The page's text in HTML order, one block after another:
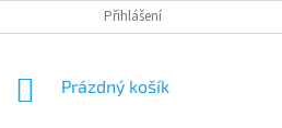
SERVIS TISKÁREN
Přihlášení
NÁKUPNÍ
Prázdný košík